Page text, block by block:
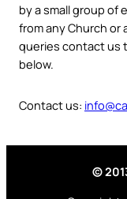
by a small group of
from any Church or
queries contact us
below.
Contact us:
©